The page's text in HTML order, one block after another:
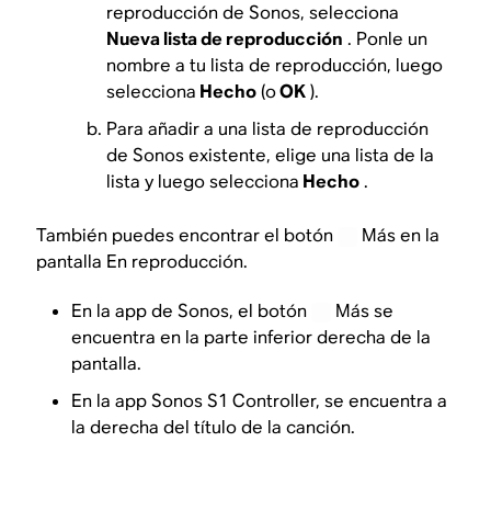
reproducción de Sonos, selecciona
Nueva lista de reproducción . Ponle un
nombre a tu lista de reproducción, luego
selecciona Hecho(oOK).
Para añadir a una lista de reproducción
de Sonos existente, elige una lista de la
lista y luego selecciona Hecho.
También puedes encontrar el botón
Más en la
pantalla En reproducción.
En la app de Sonos, el botón
Más se
encuentra en la parte inferior derecha de la
pantalla.
En la app Sonos S1 Controller, se encuentra a
la derecha del título de la canción.